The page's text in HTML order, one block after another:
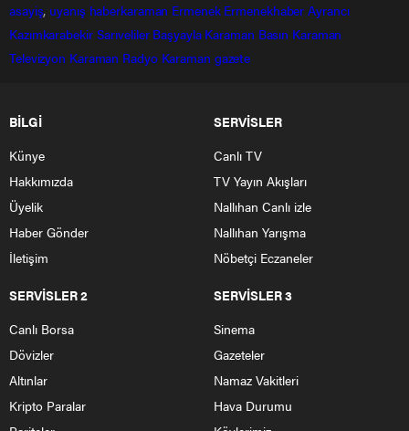
asayiş, uyanış haberkaraman Ermenek Ermenekhaber Ayrancı
Kazımkarabekir Sarıveliler Başyayla Karaman Basın Karaman
Televizyon Karaman Radyo Karaman gazete
BİLGİ
Künye
Hakkımızda
Üyelik
Haber Gönder
İletişim
SERVİSLER
Canlı TV
TV Yayın Akışları
Nallıhan Canlı izle
Nallıhan Yarışma
Nöbetçi Eczaneler
SERVİSLER 2
Canlı Borsa
Dövizler
Altınlar
Kripto Paralar
SERVİSLER 3
Sinema
Gazeteler
Namaz Vakitleri
Hava Durumu